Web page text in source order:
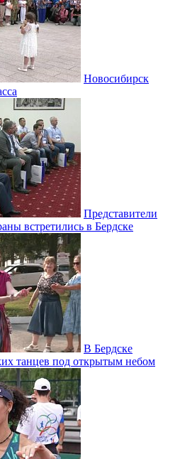
Новосибирск
Представители
встретились в Бердске
В Бердске
танцев под открытым небом